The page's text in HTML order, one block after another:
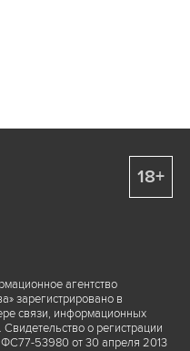
агентство
зарегистрировано в
связи, информационных
о регистрации
53980 от 30 апреля 2013
18+